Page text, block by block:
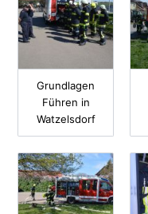
Grundlagen
Führen in
Watzelsdorf